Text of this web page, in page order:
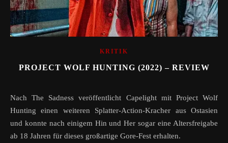
KRITIK
PROJECT WOLF HUNTING (2022) – REVIEW
Nach The Sadness veröffentlicht Capelight mit Project Wolf
Hunting einen weiteren Splatter-Action-Kracher aus Ostasien
und konnte nach einigem Hin und Her sogar eine Altersfreigabe
ab 18 Jahren für dieses großartige Gore-Fest erhalten.